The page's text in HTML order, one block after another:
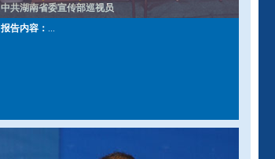
中共湖南省委宣传部巡视员
报告内容： ...